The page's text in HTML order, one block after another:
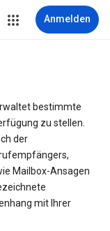
Anmelden
bestimmte
zu stellen.
der
Mailbox-Ansagen
mit Ihrer